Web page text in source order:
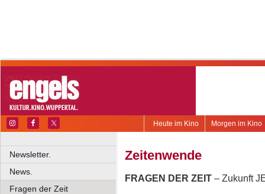
Morgen im Kino
Heute im Kino
Newsletter.
News.
Fragen der Zeit
Zeitenwende
FRAGEN DER ZEIT – Zukunft